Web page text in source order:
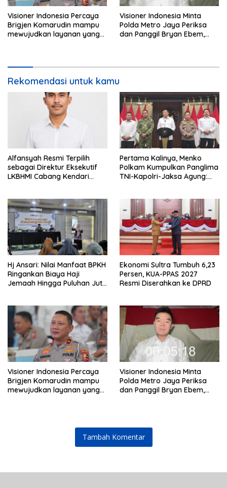
Visioner Indonesia Percaya
Brigjen Komarudin mampu
mewujudkan layanan yang
Visioner Indonesia Minta
Polda Metro Jaya Periksa
dan Panggil Bryan Ebem,
Rekomendasi untuk kamu
Alfansyah Resmi Terpilih
sebagai Direktur Eksekutif
LKBHMI Cabang Kendari
Pertama Kalinya, Menko
Polkam Kumpulkan Panglima
TNI-Kapolri-Jaksa Agung:
Hj Ansari: Nilai Manfaat BPKH
Ringankan Biaya Haji
Jemaah Hingga Puluhan Juta
Ekonomi Sultra Tumbuh 6,23
Persen, KUA-PPAS 2027
Resmi Diserahkan ke DPRD
Visioner Indonesia Percaya
Brigjen Komarudin mampu
mewujudkan layanan yang
Visioner Indonesia Minta
Polda Metro Jaya Periksa
dan Panggil Bryan Ebem,
Tambah Komentar